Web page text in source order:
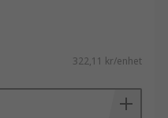
322,11 kr/enhet